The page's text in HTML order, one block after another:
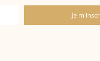
Je